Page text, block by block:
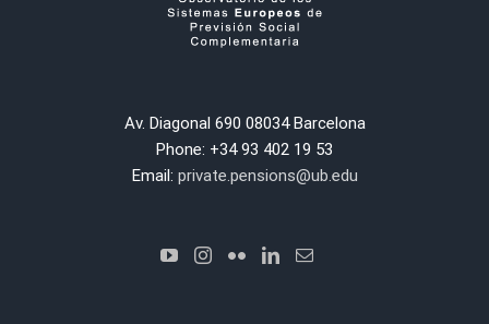
Av. Diagonal 690 08034 Barcelona
Phone: +34 93 402 19 53
Email: private.pensions@ub.edu